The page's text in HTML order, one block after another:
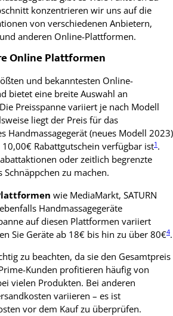
konzentrieren wir uns auf die
von verschiedenen Anbietern,
anderen Online-Plattformen.
Online Plattformen
und bekanntesten Online-
bietet eine breite Auswahl an
Preisspanne variiert je nach Modell
liegt der Preis für das
Handmassagegerät (neues Modell 2023)
Rabattgutschein verfügbar ist1 .
oder zeitlich begrenzte
zu machen.
wie MediaMarkt, SATURN
Handmassagegeräte
auf diesen Plattformen variiert
Sie Geräte ab 18€ bis hin zu über 80€4.
zu beachten, da sie den Gesamtpreis
Kunden profitieren häufig von
vielen Produkten. Bei anderen
variieren – es ist
vor dem Kauf zu überprüfen.